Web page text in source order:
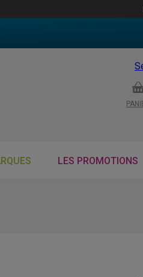
LES PROMOTIONS